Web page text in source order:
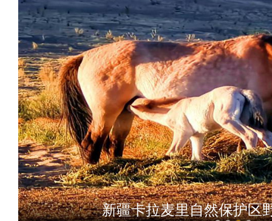
无人机直播助力新疆喀什万
新疆卡拉麦里自然保护区